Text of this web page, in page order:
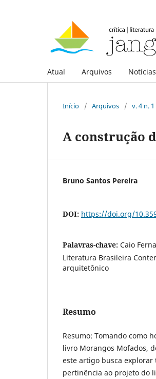
Atual Arquivos Notícias
Início / Arquivos / v. 4 n.
A construção
Bruno Santos Pereira
DOI: https://doi.org/
Palavras-chave: Caio
Literatura Brasileira
arquitetônico
Resumo
Resumo: Tomando como
livro Morangos Mofados,
este artigo busca
pertinência ao projeto do